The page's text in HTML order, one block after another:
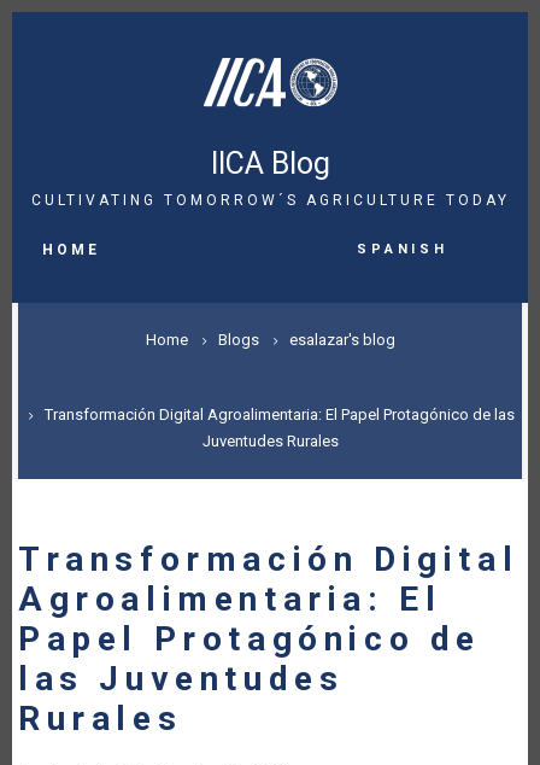
Skip
IICA Blog
CULTIVATING TOMORROW´S AGRICULTURE TODAY
NAVIGATION
HOME Spanish
BREADCRUMB
Home Blogs esalazar's blog
Transformación Digital Agroalimentaria: El Papel Protagónico de las
Juventudes Rurales
Transformación Digital
Agroalimentaria: El
Papel Protagónico de
las Juventudes
Rurales